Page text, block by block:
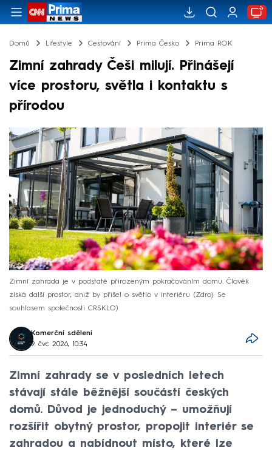
Domů Lifestyle Cestování Prima Česko Prima ROK
Zimní zahrady Češi milují. Přinášejí
více prostoru, světla i kontaktu s
přírodou
Zimní zahrada je v podstatě přirozeným pokračováním domu. Člověk
získá další prostor, aniž by přišel o světlo v interiéru
Zdroj: Se
souhlasem společnosti CRSKLO
Komerční sdělení
9. čvc 2026, 10:34
Zimní zahrady se v posledních letech
stávají stále běžnější součástí českých
domů. Důvod je jednoduchý – umožňují
rozšířit obytný prostor, propojit interiér se
zahradou a nabídnout místo, které lze